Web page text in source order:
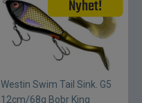
Westin Swim Tail Sink. G5
12cm/68g Bobr King